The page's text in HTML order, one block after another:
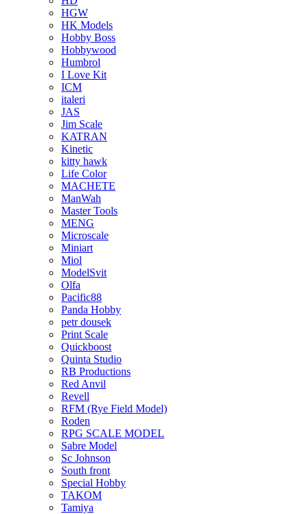
HGW
HK Models
Hobby Boss
Hobbywood
Humbrol
I Love Kit
ICM
italeri
JAS
Jim Scale
KATRAN
Kinetic
kitty hawk
Life Color
MACHETE
ManWah
Master Tools
MENG
Microscale
Miniart
Miol
ModelSvit
Olfa
Pacific88
Panda Hobby
petr dousek
Print Scale
Quickboost
Quinta Studio
RB Productions
Red Anvil
Revell
RFM (Rye Field Model)
Roden
RPG SCALE MODEL
Sabre Model
Sc Johnson
South front
Special Hobby
TAKOM
Tamiya